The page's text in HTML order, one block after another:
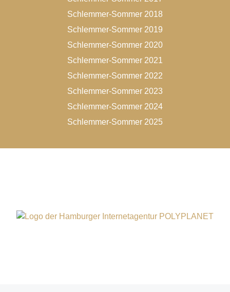
Schlemmer-Sommer 2018
Schlemmer-Sommer 2019
Schlemmer-Sommer 2020
Schlemmer-Sommer 2021
Schlemmer-Sommer 2022
Schlemmer-Sommer 2023
Schlemmer-Sommer 2024
Schlemmer-Sommer 2025